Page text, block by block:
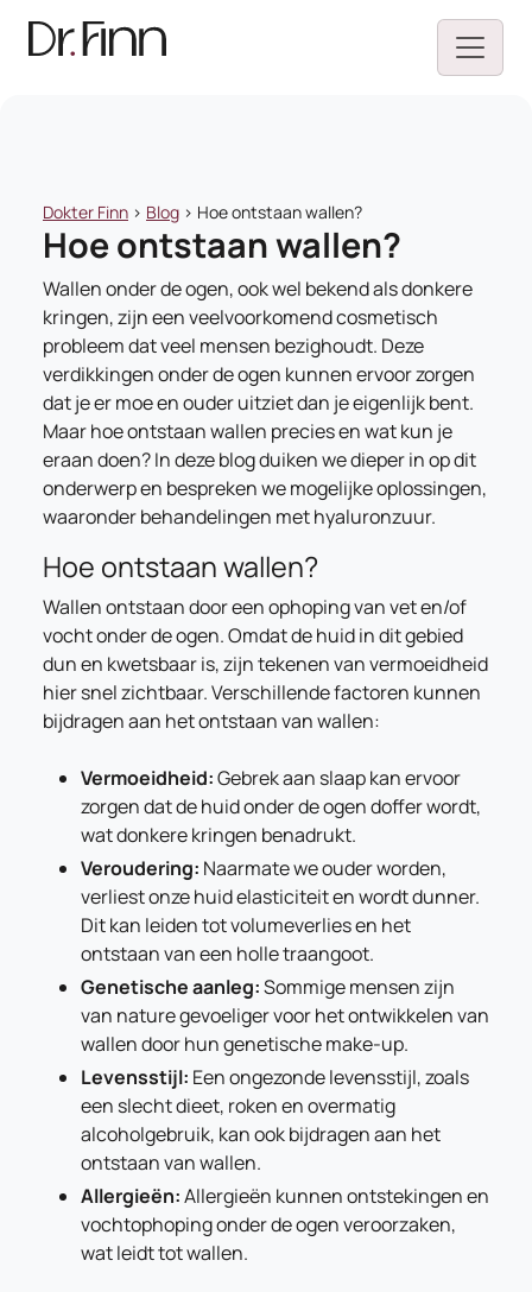
Dokter Finn > Blog > Hoe ontstaan wallen?
Hoe ontstaan wallen?
Wallen onder de ogen, ook wel bekend als donkere
kringen, zijn een veelvoorkomend cosmetisch
probleem dat veel mensen bezighoudt. Deze
verdikkingen onder de ogen kunnen ervoor zorgen
dat je er moe en ouder uitziet dan je eigenlijk bent.
Maar hoe ontstaan wallen precies en wat kun je
eraan doen? In deze blog duiken we dieper in op dit
onderwerp en bespreken we mogelijke oplossingen,
waaronder behandelingen met hyaluronzuur.
Hoe ontstaan wallen?
Wallen ontstaan door een ophoping van vet en/of
vocht onder de ogen. Omdat de huid in dit gebied
dun en kwetsbaar is, zijn tekenen van vermoeidheid
hier snel zichtbaar. Verschillende factoren kunnen
bijdragen aan het ontstaan van wallen:
Vermoeidheid:Gebrek aan slaap kan ervoor
zorgen dat de huid onder de ogen doffer wordt,
wat donkere kringen benadrukt.
Veroudering: Naarmate we ouder worden,
verliest onze huid elasticiteit en wordt dunner.
Dit kan leiden tot volumeverlies en het
ontstaan van een holle traangoot.
Genetische aanleg:Sommige mensen zijn
van nature gevoeliger voor het ontwikkelen van
wallen door hun genetische make-up.
Levensstijl: Een ongezonde levensstijl, zoals
een slecht dieet, roken en overmatig
alcoholgebruik, kan ook bijdragen aan het
ontstaan van wallen.
Allergieën:Allergieën kunnen ontstekingen en
vochtophoping onder de ogen veroorzaken,
wat leidt tot wallen.